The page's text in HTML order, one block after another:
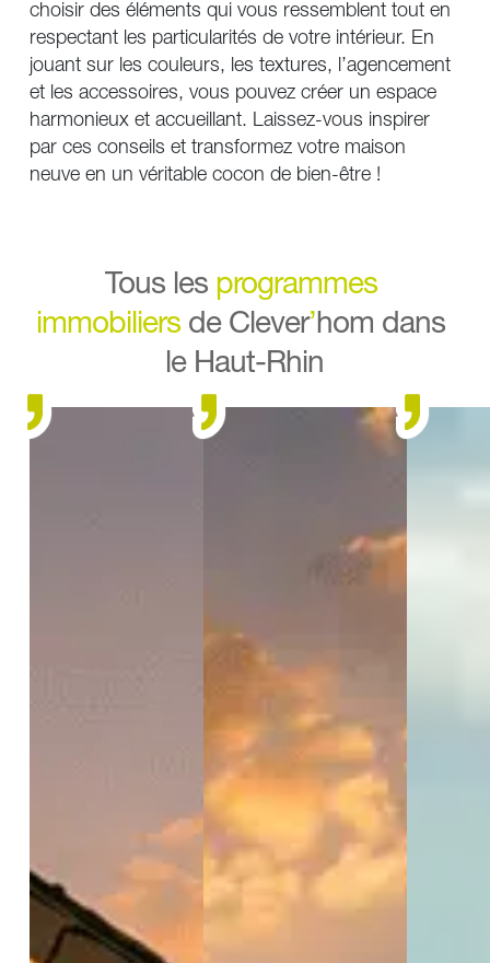
choisir des éléments qui vous ressemblent tout en
respectant les particularités de votre intérieur. En
jouant sur les couleurs, les textures, l’agencement
et les accessoires, vous pouvez créer un espace
harmonieux et accueillant. Laissez-vous inspirer
par ces conseils et transformez votre maison
neuve en un véritable cocon de bien-être !
Tous les programmes
immobiliers de Clever’hom dans
le Haut-Rhin